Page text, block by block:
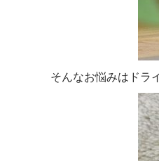
そんなお悩みはドラ